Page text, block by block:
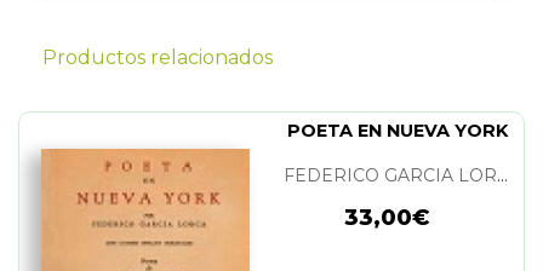
Productos relacionados
POETA EN NUEVA YORK
FEDERICO GARCIA LORCA
33,00€